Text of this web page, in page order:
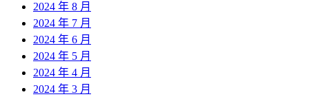
2024 年 8 月
2024 年 7 月
2024 年 6 月
2024 年 5 月
2024 年 4 月
2024 年 3 月